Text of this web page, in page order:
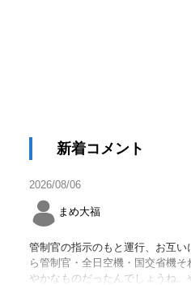
新着コメント
2026/08/06
まめ大福
管制官の指示のもと運行、お互い
ら管制官・全日空機・国交省機
やかなものだったんでしょうね。